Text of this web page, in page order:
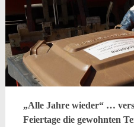
„Alle Jahre wieder“ …
Feiertage die gewohnten